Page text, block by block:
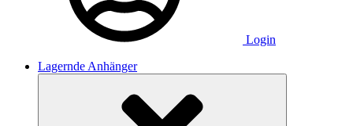
Login
Lagernde Anhänger